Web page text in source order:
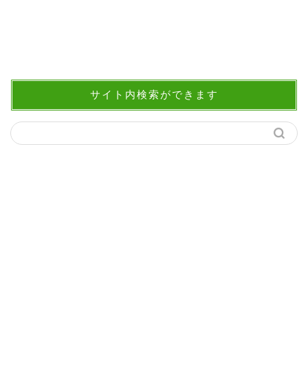
サイト内検索ができます